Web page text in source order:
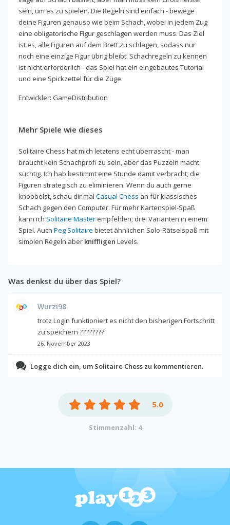
sein, um es zu spielen. Die Regeln sind einfach - bewege
deine Figuren genauso wie beim Schach, wobei in jedem Zug
eine obligatorische Figur geschlagen werden muss. Das Ziel
ist es, alle Figuren auf dem Brett zu schlagen, sodass nur
noch eine einzige Figur übrig bleibt. Schachregeln zu kennen
ist nicht erforderlich - das Spiel hat ein eingebautes Tutorial
und eine Spickzettel für die Züge.
Entwickler: GameDistribution
Mehr Spiele wie dieses
Solitaire Chess hat mich letztens echt überrascht - man
braucht kein Schachprofi zu sein, aber das Puzzeln macht
süchtig. Ich hab bestimmt eine Stunde damit verbracht, die
Figuren strategisch zu eliminieren. Wenn du auch gerne
knobbelst, schau dir mal Casual Chess an für klassisches
Schach gegen den Computer. Für mehr Kartenspiel-Spaß
kann ich Solitaire Master empfehlen; drei Varianten in einem
Spiel. Auch Peg Solitaire bietet ähnlichen Solo-Rätselspaß mit
simplen Regeln aber kniffligen Levels.
Was denkst du über das Spiel?
Wurzi98
trotz Login funktioniert es nicht den bisherigen Fortschritt
zu speichern ????????
26. November 2023
Logge dich ein, um Solitaire Chess zu kommentieren.
5.0
Stimmenzahl: 4